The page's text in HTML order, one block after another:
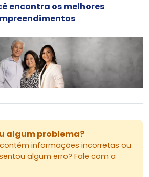
para área preservada
próxima ao Parque do
e com excelente
encontra os melhores
algum problema?
informações incorretas ou
algum erro? Fale com a